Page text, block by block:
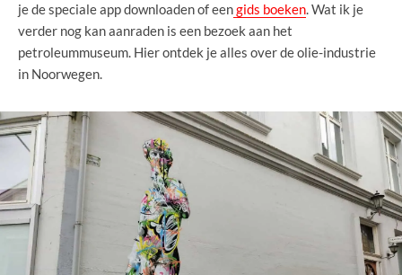
je de speciale app downloaden of eengids boeken. Wat ik je
verder nog kan aanraden is een bezoek aan het
petroleummuseum. Hier ontdek je alles over de olie-industrie
in Noorwegen.